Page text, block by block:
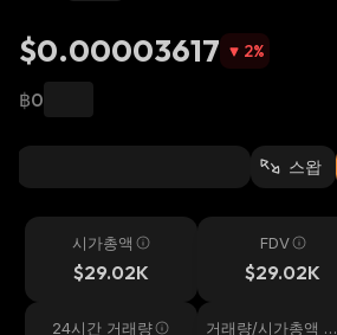
$0.00003617 2%
฿0
스왑
시가총액
$29.02K
FDV
$29.02K
24시간 거래량 거래량/시가총액 24